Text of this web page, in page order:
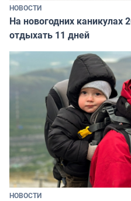
НОВОСТИ
На новогодних каникулах
отдыхать 11 дней
НОВОСТИ